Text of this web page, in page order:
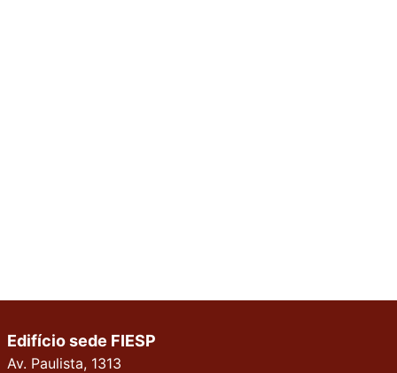
Edifício sede FIESP
Av. Paulista, 1313